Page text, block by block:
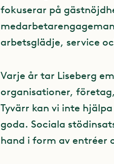
fokuserar på
arbetsglädje, service
Varje år tar Liseberg
organisationer,
Tyvärr kan vi inte
goda. Sociala
hand i form av entréer